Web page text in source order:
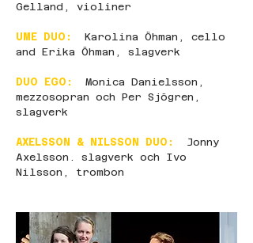
Gelland, violiner
UME DUO:
Karolina Öhman, cello
and Erika Öhman, slagverk
DUO EGO:
Monica Danielsson,
mezzosopran och Per Sjögren,
slagverk
AXELSSON & NILSSON DUO:
Jonny
Axelsson. slagverk och Ivo
Nilsson, trombon